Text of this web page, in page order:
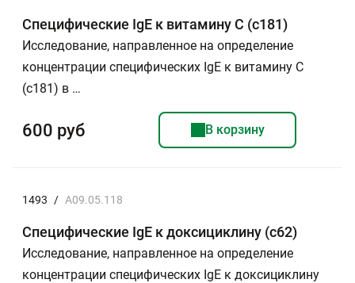
Специфические IgE к витамину С (c181)
Исследование, направленное на определение
концентрации специфических IgE к витамину С
(c181) в …
600 руб В корзину
1493 / A09.05.118
Специфические IgE к доксициклину (c62)
Исследование, направленное на определение
концентрации специфических IgE к доксициклину